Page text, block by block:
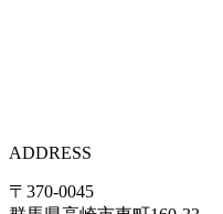
ADDRESS
〒370-0045